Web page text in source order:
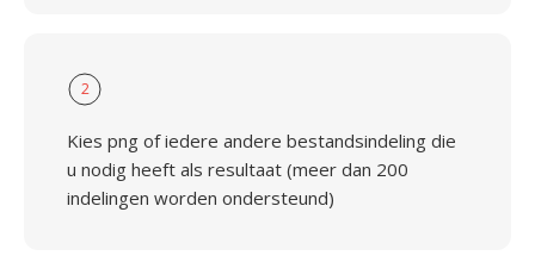
2
Kies png of iedere andere bestandsindeling die
u nodig heeft als resultaat (meer dan 200
indelingen worden ondersteund)